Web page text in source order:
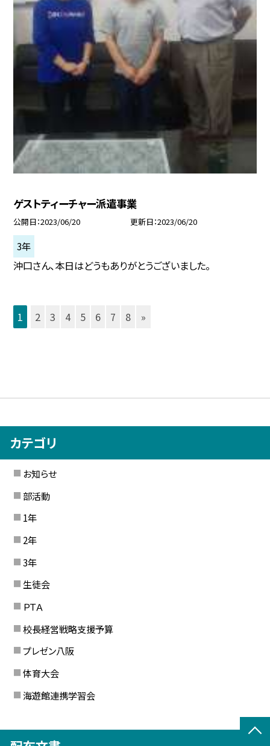
ゲストティーチャー派遣事業
公開日 2023/06/20 更新日 2023/06/20
3年
沖口さん、本日はどうもありがとうございました。
1 2 3 4 5 6 7 8 »
カテゴリ
お知らせ
部活動
1年
2年
3年
生徒会
ＰＴＡ
校長経営戦略支援予算
プレゼン八阪
体育大会
海遊館連携学習会